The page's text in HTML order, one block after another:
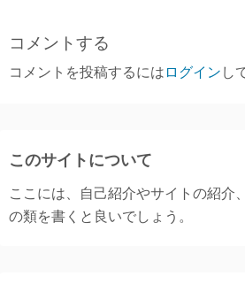
コメントする
コメントを投稿するには ログイン し
このサイトについて
ここには、自己紹介やサイトの紹介
の類を書くと良いでしょう。